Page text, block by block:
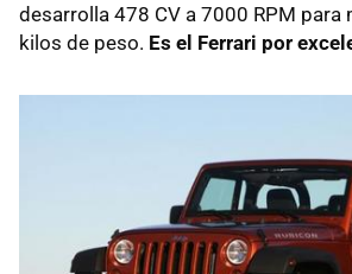
desarrolla 478 CV a 7000 RPM para
kilos de peso. Es el Ferrari por